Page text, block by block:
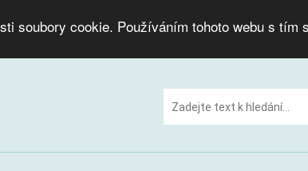
soubory cookie. Používáním tohoto webu s tím